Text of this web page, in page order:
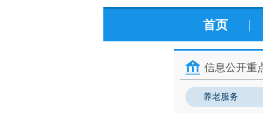
首页 |
信息公开重
养老服务